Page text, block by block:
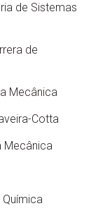
de Sistemas
de
Mecânica
Cotta
Mecânica
Química